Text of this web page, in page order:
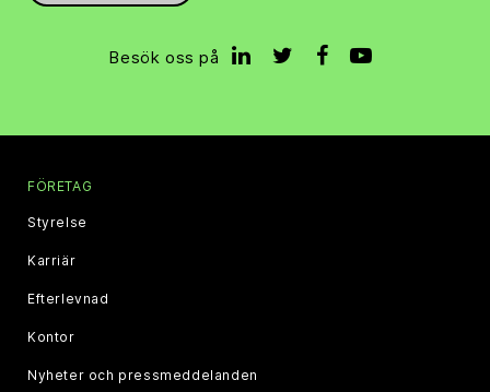
Besök oss på
FÖRETAG
Styrelse
Karriär
Efterlevnad
Kontor
Nyheter och pressmeddelanden